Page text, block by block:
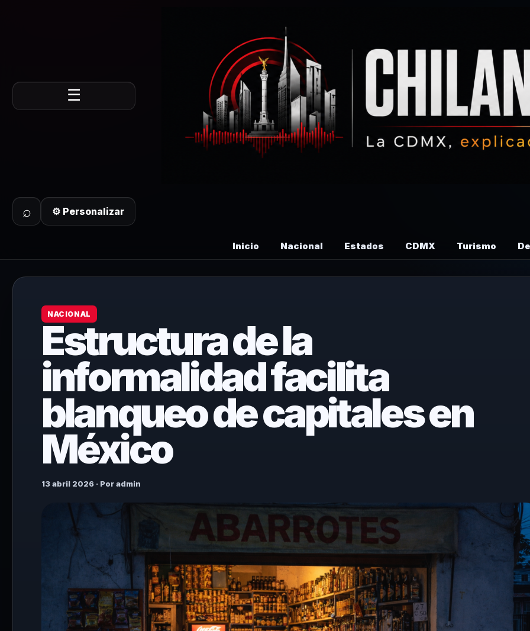
☰
⌕ ⚙ Personalizar
Inicio Nacional Estados CDMX Turismo
NACIONAL
Estructura de la
informalidad facilita
blanqueo de capitales en
México
13 abril 2026 · Por admin